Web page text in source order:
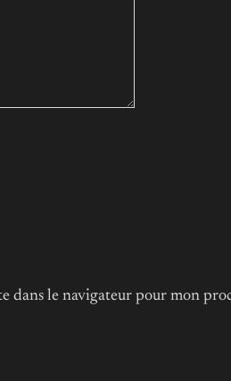
dans le navigateur pour mon